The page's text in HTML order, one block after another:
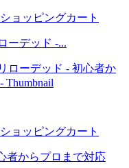
ショッピングカート
ーデッド -...
ショッピングカート
者からプロまで対応